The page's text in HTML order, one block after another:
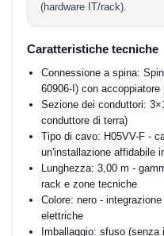
(hardware IT/rack).
Caratteristiche tecniche
Connessione a spina:
60906-I) con
Sezione dei conduttori:
conduttore di terra)
Tipo di cavo: H05VV-F -
un'installazione affidabile
Lunghezza: 3,00 m -
rack e zone tecniche
Colore: nero -
elettriche
Imballaggio: sfuso